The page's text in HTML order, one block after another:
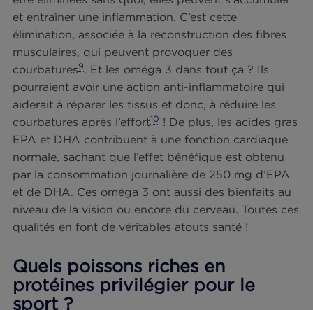
Oméga 3 et réduction de
l’inflammation : un atout santé
L’activité physique intense demande aux
davantage d’énergie qu’en temps normal. Pour
répondre à cette demande, les muscles libèrent
substances comme l’acide lactique, qui lui
permettent d’optimiser temporairement son
fonctionnement . Ces substances doivent
être éliminées sans quoi, elles peuvent
et entraîner une inflammation. C’est cette
musculaires, qui peuvent provoquer des
courbatures9. Et les oméga 3 dans tout ça ? Ils
pourraient avoir une action anti-inflammatoire